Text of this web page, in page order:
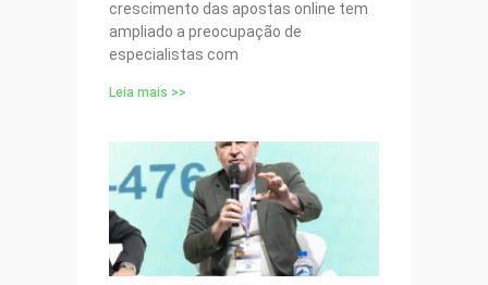
crescimento das apostas online tem
ampliado a preocupação de
especialistas com
Leia mais >>